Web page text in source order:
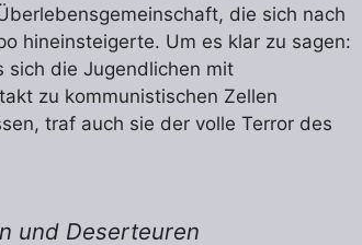
die sich nach
hineinsteigerte. Um es klar zu sagen:
sich die Jugendlichen mit
zu kommunistischen Zellen
traf auch sie der volle Terror des
und Deserteuren